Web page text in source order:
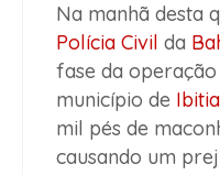
Na manhã desta
Polícia Civil da
fase da operação
município de
mil pés de
causando um